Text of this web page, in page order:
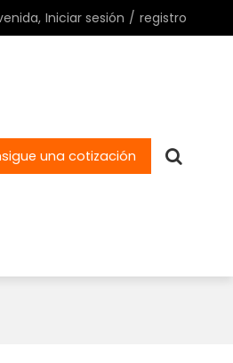
Iniciar sesión / registro
una cotización